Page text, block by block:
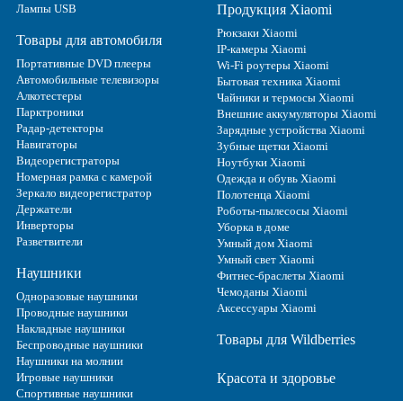
Лампы USB
Товары для автомобиля
Портативные DVD плееры
Автомобильные телевизоры
Алкотестеры
Парктроники
Радар-детекторы
Навигаторы
Видеорегистраторы
Номерная рамка с камерой
Зеркало видеорегистратор
Держатели
Инверторы
Разветвители
Наушники
Одноразовые наушники
Проводные наушники
Накладные наушники
Беспроводные наушники
Наушники на молнии
Игровые наушники
Спортивные наушники
Продукция Xiaomi
Рюкзаки Xiaomi
IP-камеры Xiaomi
Wi-Fi роутеры Xiaomi
Бытовая техника Xiaomi
Чайники и термосы Xiaomi
Внешние аккумуляторы Xiaomi
Зарядные устройства Xiaomi
Зубные щетки Xiaomi
Ноутбуки Xiaomi
Одежда и обувь Xiaomi
Полотенца Xiaomi
Роботы-пылесосы Xiaomi
Уборка в доме
Умный дом Xiaomi
Умный свет Xiaomi
Фитнес-браслеты Xiaomi
Чемоданы Xiaomi
Аксессуары Xiaomi
Товары для Wildberries
Красота и здоровье